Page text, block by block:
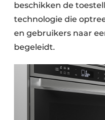
beschikken de
technologie die
en gebruikers naar
begeleidt.